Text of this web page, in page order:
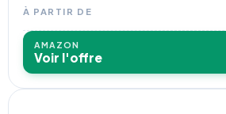
À PARTIR DE
AMAZON
Voir l'offre